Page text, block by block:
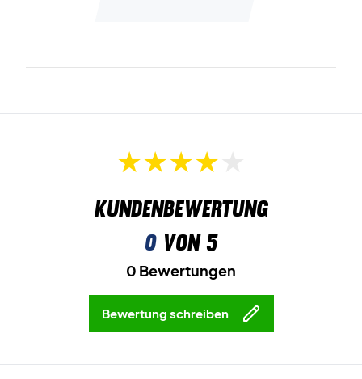
Kundenbewertung
0von 5
0 Bewertungen
Bewertung schreiben